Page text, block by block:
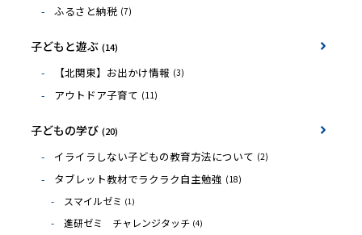
ふるさと納税 (7)
子どもと遊ぶ (14)
【北関東】お出かけ情報 (3)
アウトドア子育て (11)
子どもの学び (20)
イライラしない子どもの教育方法について (2)
タブレット教材でラクラク自主勉強 (18)
スマイルゼミ (1)
進研ゼミ チャレンジタッチ (4)